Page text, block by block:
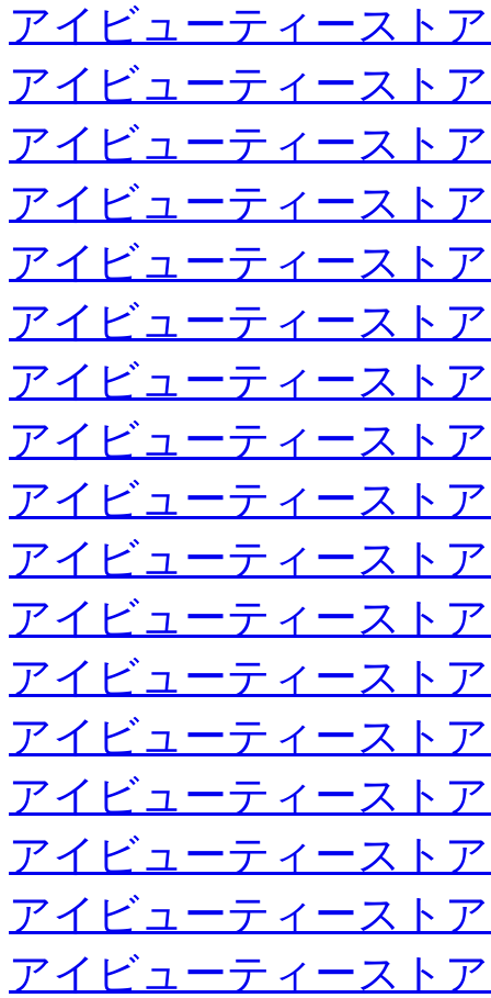
アイビューティースト
アイビューティースト
アイビューティースト
アイビューティースト
アイビューティースト
アイビューティースト
アイビューティースト
アイビューティースト
アイビューティースト
アイビューティースト
アイビューティースト
アイビューティースト
アイビューティースト
アイビューティースト
アイビューティースト
アイビューティースト
アイビューティースト